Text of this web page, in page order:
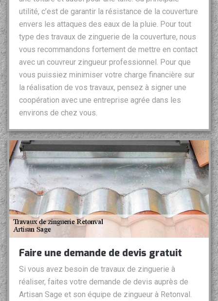
utilité, c’est de garantir la résistance de la couverture
envers les attaques des eaux de la pluie. Pour tout
type des travaux de zinguerie de la couverture, nous
vous recommandons fortement de mettre en contact
avec un couvreur zingueur professionnel. Pour que
vous puissiez minimiser votre charge financière sur
la réalisation de vos travaux, pensez à signer une
coopération avec une entreprise agrée dans les
environs de chez vous.
Faire une demande de devis gratuit
Si vous avez besoin de travaux de zinguerie à
réaliser, faites votre demande de devis auprès de
Artisan Sage et son équipe de zingueur à Retonval.